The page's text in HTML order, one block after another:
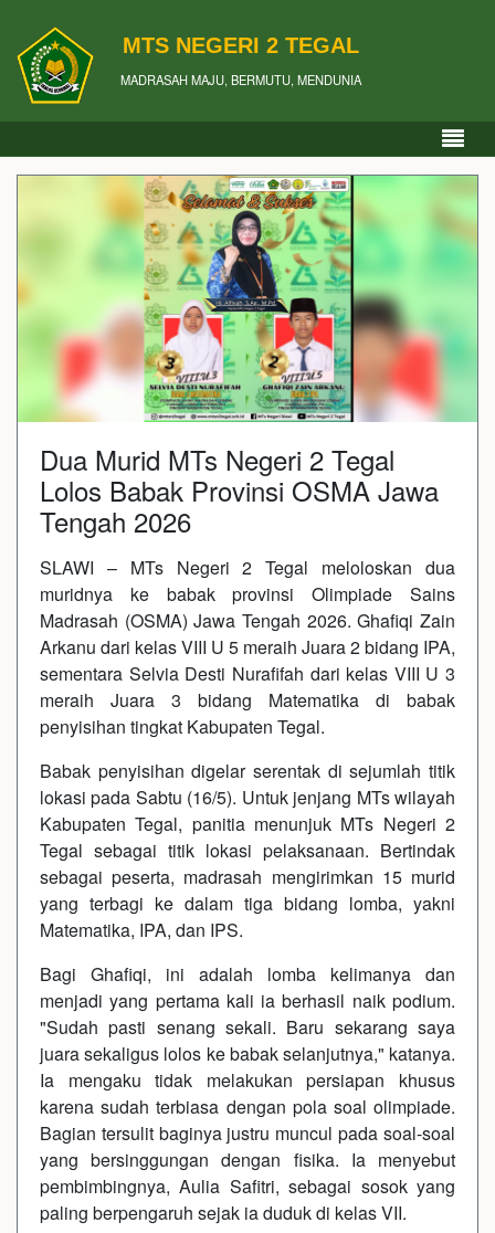
MTS NEGERI 2 TEGAL
MADRASAH MAJU, BERMUTU, MENDUNIA
Dua Murid MTs Negeri 2 Tegal
Lolos Babak Provinsi OSMA Jawa
Tengah 2026
SLAWI – MTs Negeri 2 Tegal meloloskan dua
muridnya ke babak provinsi Olimpiade Sains
Madrasah (OSMA) Jawa Tengah 2026. Ghafiqi Zain
Arkanu dari kelas VIII U 5 meraih Juara 2 bidang IPA,
sementara Selvia Desti Nurafifah dari kelas VIII U 3
meraih Juara 3 bidang Matematika di babak
penyisihan tingkat Kabupaten Tegal.
Babak penyisihan digelar serentak di sejumlah titik
lokasi pada Sabtu (16/5). Untuk jenjang MTs wilayah
Kabupaten Tegal, panitia menunjuk MTs Negeri 2
Tegal sebagai titik lokasi pelaksanaan. Bertindak
sebagai peserta, madrasah mengirimkan 15 murid
yang terbagi ke dalam tiga bidang lomba, yakni
Matematika, IPA, dan IPS.
Bagi Ghafiqi, ini adalah lomba kelimanya dan
menjadi yang pertama kali ia berhasil naik podium.
"Sudah pasti senang sekali. Baru sekarang saya
juara sekaligus lolos ke babak selanjutnya," katanya.
Ia mengaku tidak melakukan persiapan khusus
karena sudah terbiasa dengan pola soal olimpiade.
Bagian tersulit baginya justru muncul pada soal-soal
yang bersinggungan dengan fisika. Ia menyebut
pembimbingnya, Aulia Safitri, sebagai sosok yang
paling berpengaruh sejak ia duduk di kelas VII.